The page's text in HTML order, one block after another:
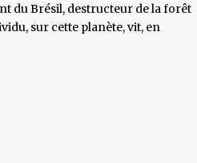
du Brésil, destructeur de la forêt
sur cette planète, vit, en